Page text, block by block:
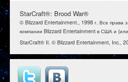
StarCraft®: Brood War®
© Blizzard Entertainment., 1998 г. Все права
компании Blizzard Entertainment в США и (или)
StarCraft® II. © Blizzard Entertainment, Inc.,